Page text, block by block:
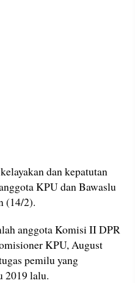
dan kepatutan
KPU dan Bawaslu
(14/2).
anggota Komisi II DPR
KPU, August
pemilu yang
2019 lalu.